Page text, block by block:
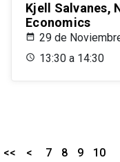
Kjell Salvanes,
Economics
29 de
13:30 a 14:30
<< < 7 8 9
10